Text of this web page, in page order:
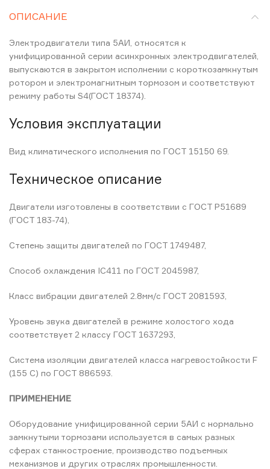
ОПИСАНИЕ
Электродвигатели типа 5АИ, относятся к
унифицированной серии асинхронных электродвигателей,
выпускаются в закрытом исполнении с короткозамкнутым
ротором и электромагнитным тормозом и соответствуют
режиму работы S4(ГОСТ 18374).
Условия эксплуатации
Вид климатического исполнения по ГОСТ 15150 69.
Техническое описание
Двигатели изготовлены в соответствии с ГОСТ Р51689
(ГОСТ 183-74),
Степень защиты двигателей по ГОСТ 1749487,
Способ охлаждения IC411 по ГОСТ 2045987,
Класс вибрации двигателей 2.8мм/с ГОСТ 2081593,
Уровень звука двигателей в режиме холостого хода
соответствует 2 классу ГОСТ 1637293,
Система изоляции двигателей класса нагревостойкости F
(155 C) по ГОСТ 886593.
ПРИМЕНЕНИЕ
Оборудование унифицированной серии 5АИ с нормально
замкнутыми тормозами используется в самых разных
сферах станкостроение, производство подъемных
механизмов и других отраслях промышленности.